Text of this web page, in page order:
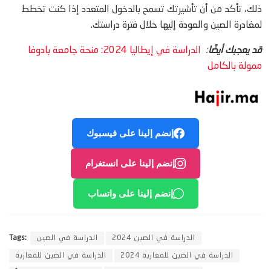
ذلك، تأكد من أن تأشيرتك تسمح بالدخول المتعدد إذا كنت تخطط
لمغادرة الصين والعودة إليها خلال فترة دراستك.
قد يعجبك أيضًا:
الدراسة في إيطاليا 2024: منحة جامعة بادوفا
ممولة بالكامل
إنضم إلينا على فيسبوك
إنضم إلينا على انستغرام
إنضم إلينا على واتساب
Tags: الدراسة في الصين الدراسة في الصين 2024
الدراسة في الصين للمغاربة الدراسة في الصين للمغاربة 2024